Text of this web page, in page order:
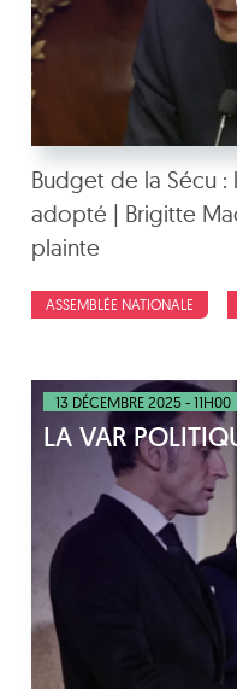
Budget de la Sécu
adopté | Brigitte
plainte
ASSEMBLÉE NATIONALE
13 DÉCEMBRE 2025 - 11H00
LA VAR